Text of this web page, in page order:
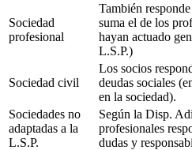
Sociedad
profesional
También
suma el de los
hayan actuado
L.S.P.)
Sociedad civil
Los socios
deudas sociales
en la sociedad).
Sociedades no
adaptadas a la
L.S.P.
Según la Disp.
profesionales
dudas y